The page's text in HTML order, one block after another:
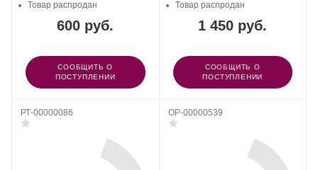
600 руб.
Товар распродан
СООБЩИТЬ О
ПОСТУПЛЕНИИ
1 450 руб.
Товар распродан
СООБЩИТЬ О
ПОСТУПЛЕНИИ
РТ-00000086 OP-00000539